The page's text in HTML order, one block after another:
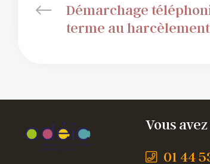
Démarchage
terme au
Vous
01 44